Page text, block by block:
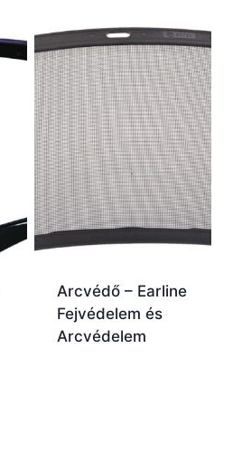
Arcvédő – Earline
Fejvédelem és
Arcvédelem